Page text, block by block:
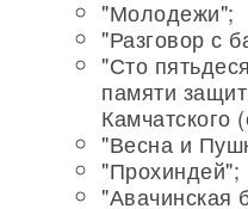
"Молодежи";
"Разговор с
"Сто
памяти
Камчатского
"Весна и
"Прохиндей";
"Авачинская